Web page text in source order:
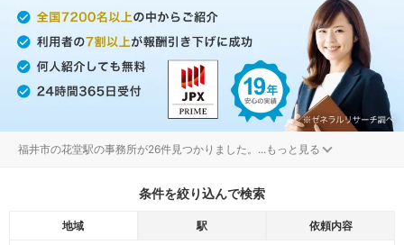
福井市の花堂駅の事務所が26件見つかりました。 ...もっと見る
条件を絞り込んで検索
地域 駅 依頼内容